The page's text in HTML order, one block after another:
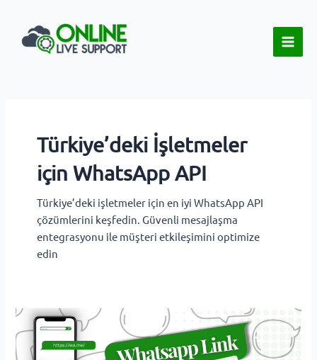
Türkiye’deki İşletmeler
için WhatsApp API
Türkiye’deki işletmeler için en iyi WhatsApp API
çözümlerini keşfedin. Güvenli mesajlaşma
entegrasyonu ile müşteri etkileşimini optimize
edin
WhatsApp
Bağlantı
Oluşturucu